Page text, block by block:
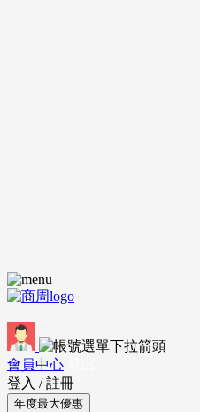
會員中心
登入 / 註冊
年度最大優惠